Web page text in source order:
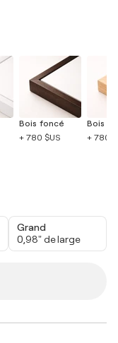
Bois foncé
+ 780 $US
Bois
+ 780
Grand
0,98" de large